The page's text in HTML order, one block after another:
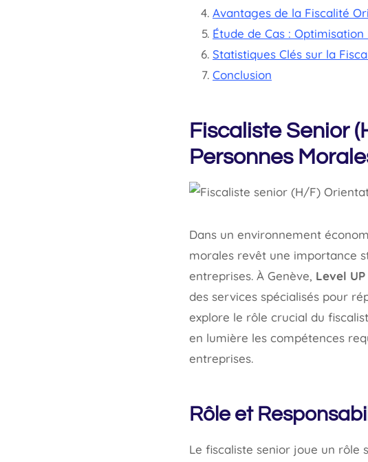
Avantages de la Fiscalité
Étude de Cas : Optimisation
Statistiques Clés sur la
Conclusion
Fiscaliste Senior
Personnes
Dans un environnement
morales revêt une importance
entreprises. À Genève, Level
des services spécialisés pour
explore le rôle crucial du
en lumière les compétences
entreprises.
Rôle et
Le fiscaliste senior joue un rôle